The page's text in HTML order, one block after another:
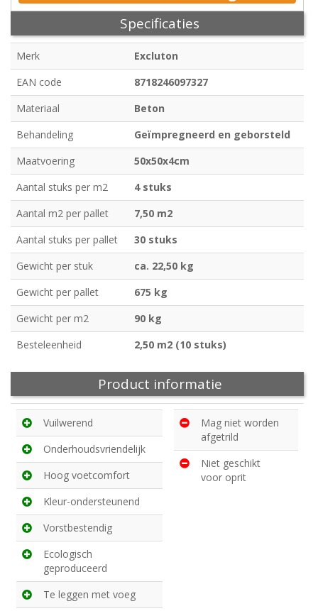
Specificaties
Merk
Excluton
EAN code
8718246097327
Materiaal
Beton
Behandeling
Geïmpregneerd en geborsteld
Maatvoering
50x50x4cm
Aantal stuks per m2
4 stuks
Aantal m2 per pallet
7,50 m2
Aantal stuks per pallet
30 stuks
Gewicht per stuk
ca. 22,50 kg
Gewicht per pallet
675 kg
Gewicht per m2
90 kg
Besteleenheid
2,50 m2 (10 stuks)
Product informatie
Vuilwerend
Onderhoudsvriendelijk
Hoog voetcomfort
Kleur-ondersteunend
Vorstbestendig
Ecologisch
geproduceerd
Te leggen met voeg
Mag niet worden
afgetrild
Niet geschikt
voor oprit